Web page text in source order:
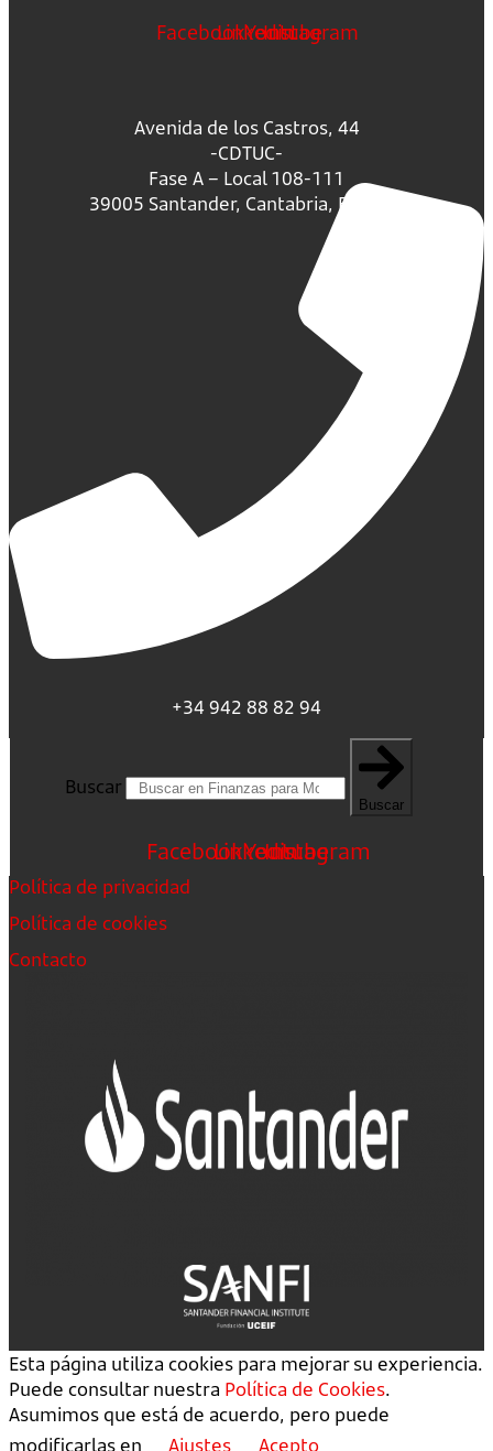
FacebookLinkedin
Youtube
Instagram
Avenida de los Castros, 44
-CDTUC-
Fase A – Local 108-111
39005 Santander, Cantabria, España.
+34 942 88 82 94
Buscar
Buscar
FacebookLinkedin
Youtube
Instagram
Política de privacidad
Política de cookies
Contacto
Esta página utiliza cookies para mejorar su experiencia.
Puede consultar nuestra Política de Cookies.
Asumimos que está de acuerdo, pero puede
modificarlas en
Ajustes Acepto